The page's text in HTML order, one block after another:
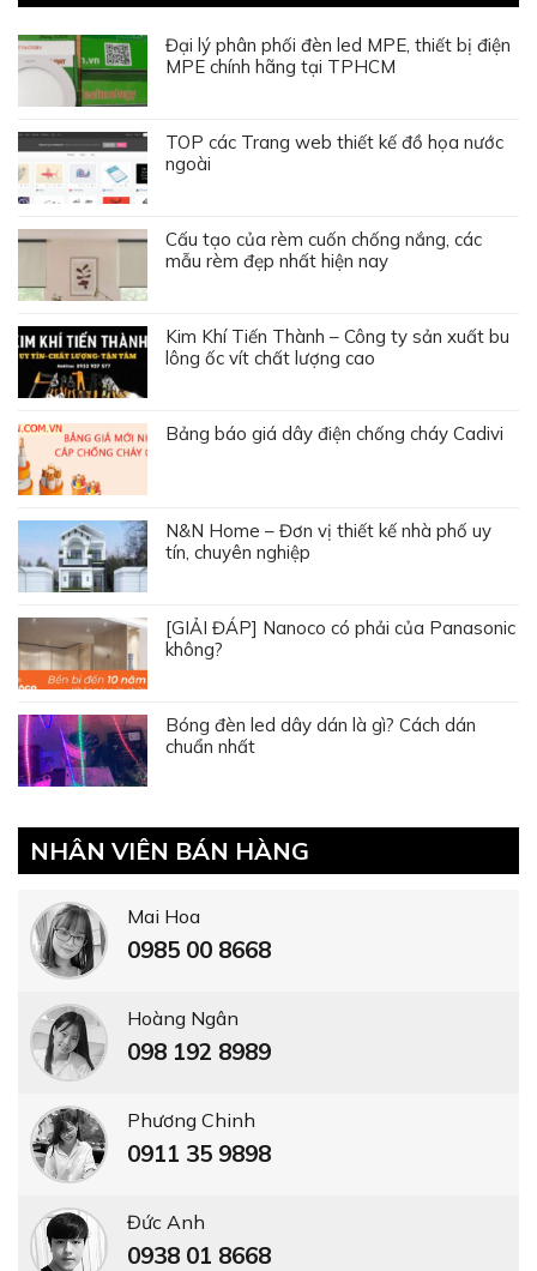
Đại lý phân phối đèn led MPE, thiết bị điện
MPE chính hãng tại TPHCM
TOP các Trang web thiết kế đồ họa nước
ngoài
Cấu tạo của rèm cuốn chống nắng, các
mẫu rèm đẹp nhất hiện nay
Kim Khí Tiến Thành – Công ty sản xuất bu
lông ốc vít chất lượng cao
Bảng báo giá dây điện chống cháy Cadivi
N&N Home – Đơn vị thiết kế nhà phố uy
tín, chuyên nghiệp
[GIẢI ĐÁP] Nanoco có phải của Panasonic
không?
Bóng đèn led dây dán là gì? Cách dán
chuẩn nhất
NHÂN VIÊN BÁN HÀNG
Mai Hoa
0985 00 8668
Hoàng Ngân
098 192 8989
Phương Chinh
0911 35 9898
Đức Anh
0938 01 8668